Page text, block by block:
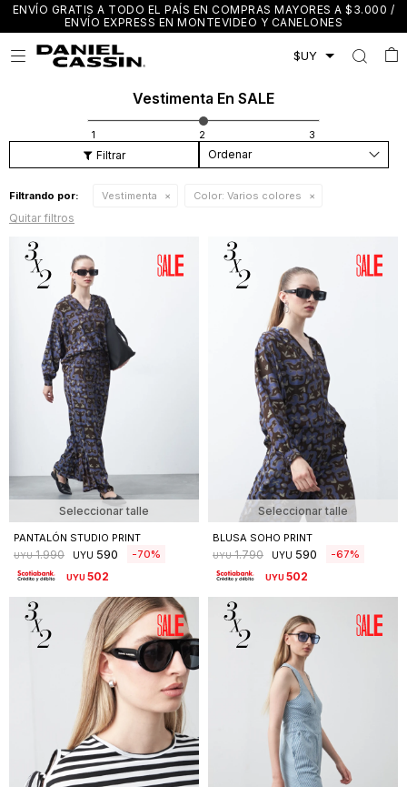
ENVÍO GRATIS A TODO EL PAÍS EN COMPRAS MAYORES A $3.000 /
ENVÍO EXPRESS EN MONTEVIDEO Y CANELONES

Vestimenta En SALE
Recomendados
Filtrando por: Vestimenta Color: Varios colores
Quitar filtros
Seleccionar talle
PANTALÓN STUDIO PRINT
UYU 1.990 UYU 590 70
UYU502
Seleccionar talle
BLUSA SOHO PRINT
UYU 1.790 UYU 590 67
UYU502